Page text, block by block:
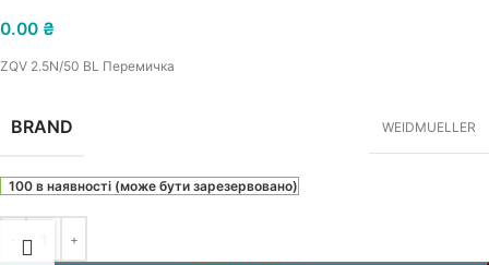
0.00 ₴
ZQV 2.5N/50 BL Перемичка
BRAND WEIDMUELLER
100 в наявності (може бути зарезервовано)